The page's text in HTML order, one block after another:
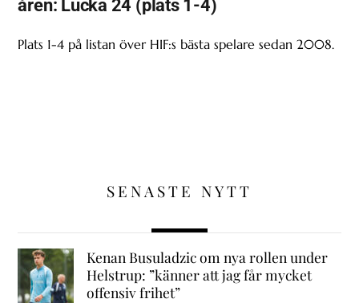
åren: Lucka 24 (plats 1-4)
Plats 1-4 på listan över HIF:s bästa spelare sedan 2008.
SENASTE NYTT
Kenan Busuladzic om nya rollen under
Helstrup: ”känner att jag får mycket
offensiv frihet”